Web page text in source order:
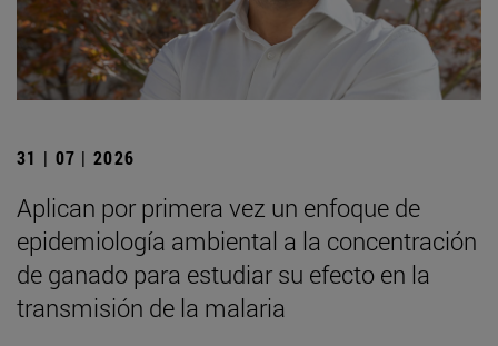
31 | 07 | 2026
Aplican por primera vez un enfoque de
epidemiología ambiental a la concentración
de ganado para estudiar su efecto en la
transmisión de la malaria